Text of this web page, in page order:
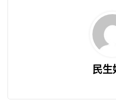
民生